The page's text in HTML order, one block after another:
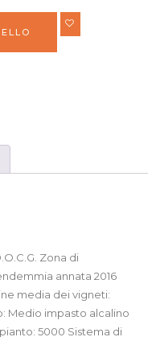
Zona di
annata 2016
media dei vigneti:
Medio impasto alcalino
5000 Sistema di